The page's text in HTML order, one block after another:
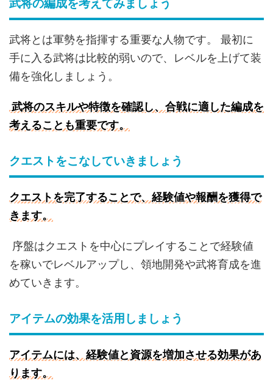
武将の編成を考えてみましょう
武将とは軍勢を指揮する重要な人物です。 最初に
手に入る武将は比較的弱いので、レベルを上げて装
備を強化しましょう。
武将のスキルや特徴を確認し、合戦に適した編成を
考えることも重要です。
クエストをこなしていきましょう
クエストを完了することで、経験値や報酬を獲得で
きます。
序盤はクエストを中心にプレイすることで経験値
を稼いでレベルアップし、領地開発や武将育成を進
めていきます。
アイテムの効果を活用しましょう
アイテムには、経験値と資源を増加させる効果があ
ります。